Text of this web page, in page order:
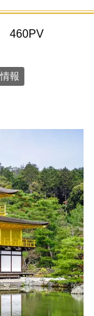
460PV
報